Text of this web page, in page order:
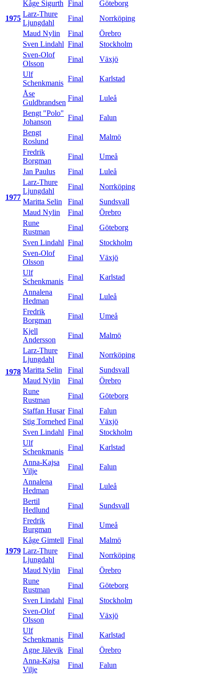
1975
Kåge Sigurth Final
Göteborg
Larz-Thure
Ljungdahl
Final
Norrköping
Maud Nylin
Final
Örebro
Sven Lindahl Final
Stockholm
Sven-Olof
Olsson
Final
Växjö
Ulf
Schenkmanis
Final
Karlstad
Åse
Guldbrandsen
Final Luleå
1977
Bengt "Polo"
Johanson
Final
Falun
Bengt
Roslund
Final
Malmö
Fredrik
Borgman
Final
Umeå
Jan Paulus
Final
Luleå
Larz-Thure
Ljungdahl
Final
Norrköping
Maritta Selin
Final
Sundsvall
Maud Nylin
Final
Örebro
Rune
Rustman
Final
Göteborg
Sven Lindahl Final
Stockholm
Sven-Olof
Olsson
Final
Växjö
Ulf
Schenkmanis
Final Karlstad
1978
Annalena
Hedman
Final
Luleå
Fredrik
Borgman
Final
Umeå
Kjell
Andersson
Final
Malmö
Larz-Thure
Ljungdahl
Final
Norrköping
Maritta Selin
Final
Sundsvall
Maud Nylin
Final
Örebro
Rune
Rustman
Final
Göteborg
Staffan Husar Final
Falun
Stig Tornehed Final
Växjö
Sven Lindahl Final
Stockholm
Ulf
Schenkmanis
Final Karlstad
1979
Anna-Kajsa
Vilje
Final
Falun
Annalena
Hedman
Final
Luleå
Bertil
Hedlund
Final
Sundsvall
Fredrik
Burgman
Final
Umeå
Kåge Gimtell Final
Malmö
Larz-Thure
Ljungdahl
Final
Norrköping
Maud Nylin
Final
Örebro
Rune
Rustman
Final
Göteborg
Sven Lindahl Final
Stockholm
Sven-Olof
Olsson
Final
Växjö
Ulf
Schenkmanis
Final Karlstad
Agne Jälevik Final
Örebro
Anna-Kajsa
Vilje
Final
Falun